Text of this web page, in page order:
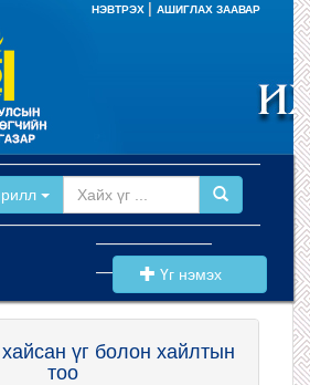
НЭВТРЭХ АШИГЛАХ ЗААВАР
Үг нэмэх
үг болон хайлтын
тоо